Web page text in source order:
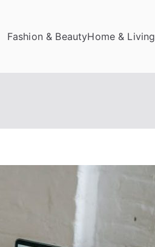
Fashion & BeautyHome & Living